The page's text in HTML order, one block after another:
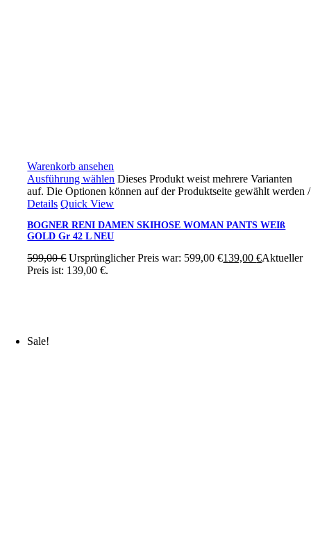
Warenkorb ansehen
Ausführung wählen Dieses Produkt weist mehrere Varianten
auf. Die Optionen können auf der Produktseite gewählt werden/
Details Quick View
BOGNER RENI DAMEN SKIHOSE WOMAN PANTS WEIß
GOLD Gr 42 L NEU
599,00€ Ursprünglicher Preis war: 599,00 €139,00€Aktueller
Preis ist: 139,00 €.
Sale!